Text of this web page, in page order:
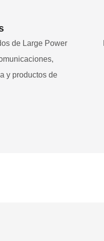
de Large Power
y productos de